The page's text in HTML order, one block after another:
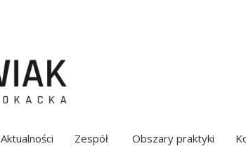
Aktualności Zespół Obszary praktyki